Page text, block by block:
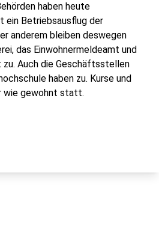
haben heute
ein Betriebsausflug der
anderem bleiben deswegen
das Einwohnermeldeamt und
zu. Auch die Geschäftsstellen
haben zu. Kurse und
wie gewohnt statt.